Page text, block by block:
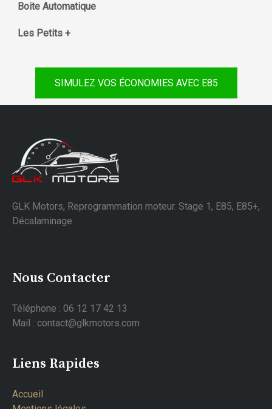
Boite Automatique
Les Petits +
SIMULEZ VOS ÉCONOMIES AVEC E85
GLK Motors, Reprogrammation moteur. Stage 1, E85, E85+,
Décalaminage
Nous Contacter
Téléphone : 06 12 17 42 13
Mail : contact@glkmotors.com
Liens Rapides
Accueil